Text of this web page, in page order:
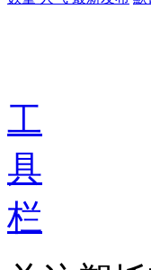
工
具
栏